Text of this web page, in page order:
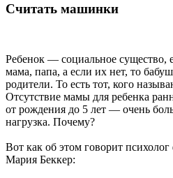
Считать машинки
Ребенок — социальное
мама, папа, а если их нет, то
родители. То есть тот, кого
Отсутствие мамы для ребенка
от рождения до 5 лет — очень
нагрузка. Почему?
Вот как об этом говорит
Мария Беккер: